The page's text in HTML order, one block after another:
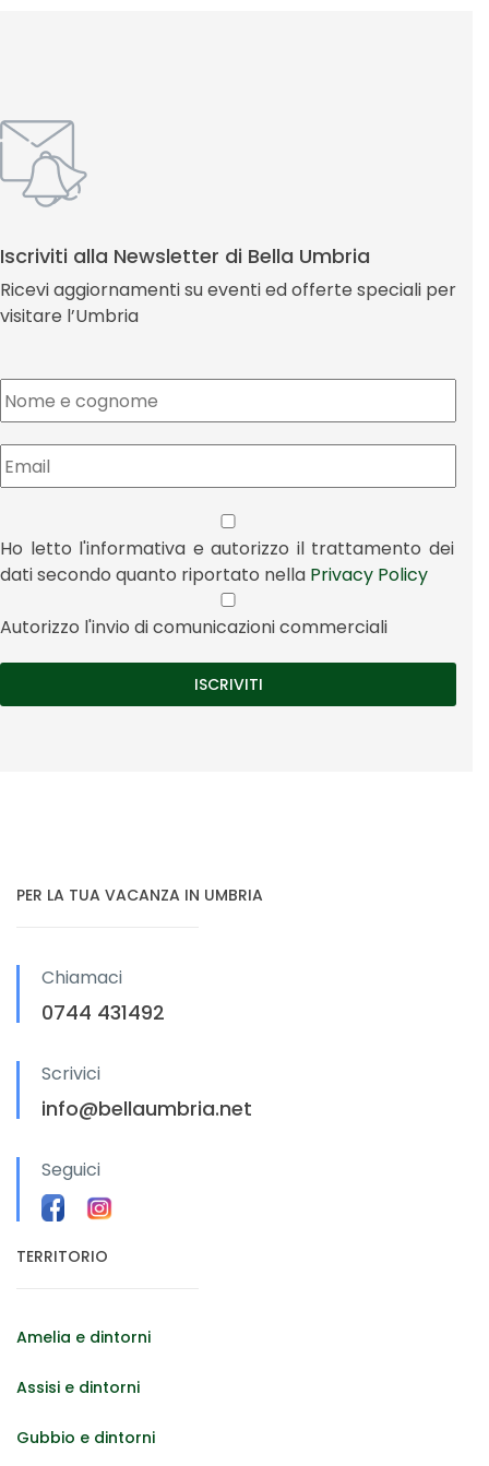
Iscriviti alla Newsletter di Bella Umbria
Ricevi aggiornamenti su eventi ed offerte speciali per
visitare l’Umbria
Ho letto l'informativa e autorizzo il trattamento dei
dati secondo quanto riportato nella Privacy Policy
Autorizzo l'invio di comunicazioni commerciali
PER LA TUA VACANZA IN UMBRIA
Chiamaci
0744 431492
Scrivici
info@bellaumbria.net
Seguici
TERRITORIO
Amelia e dintorni
Assisi e dintorni
Gubbio e dintorni